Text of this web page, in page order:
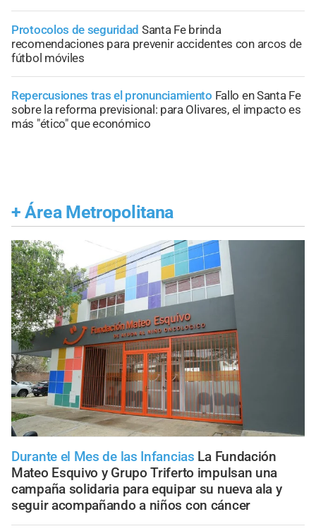
Protocolos de seguridad Santa Fe brinda
recomendaciones para prevenir accidentes con arcos de
fútbol móviles
Repercusiones tras el pronunciamiento Fallo en Santa Fe
sobre la reforma previsional: para Olivares, el impacto es
más "ético" que económico
+ Área Metropolitana
Durante el Mes de las Infancias La Fundación
Mateo Esquivo y Grupo Triferto impulsan una
campaña solidaria para equipar su nueva ala y
seguir acompañando a niños con cáncer